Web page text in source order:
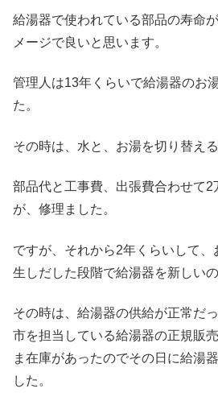
給湯器で使われている部品の寿命
メージで良いと思います。
管理人は13年くらいで給湯器のお
た。
その時は、水と、お湯を切り替え
部品代と工事費、出張費合わせて2
が、修理ました。
ですが、それから2年くらいして
生しだした段階で給湯器を新しい
その時は、給湯器の供給が正常だ
市を担当している給湯器の正規販
ま在庫があったのでその日に給湯
した。